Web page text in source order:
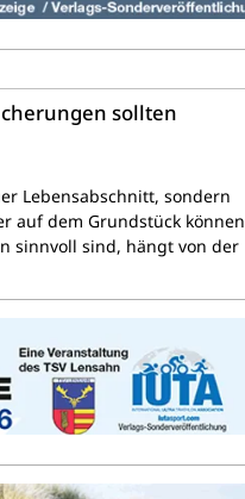
sollten
Lebensabschnitt, sondern
auf dem Grundstück können
sinnvoll sind, hängt von der